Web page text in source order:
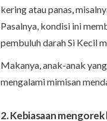
kering atau panas,
Pasalnya, kondisi ini
pembuluh darah Si Kecil
Makanya, anak-anak
mengalami mimisan
2. Kebiasaan